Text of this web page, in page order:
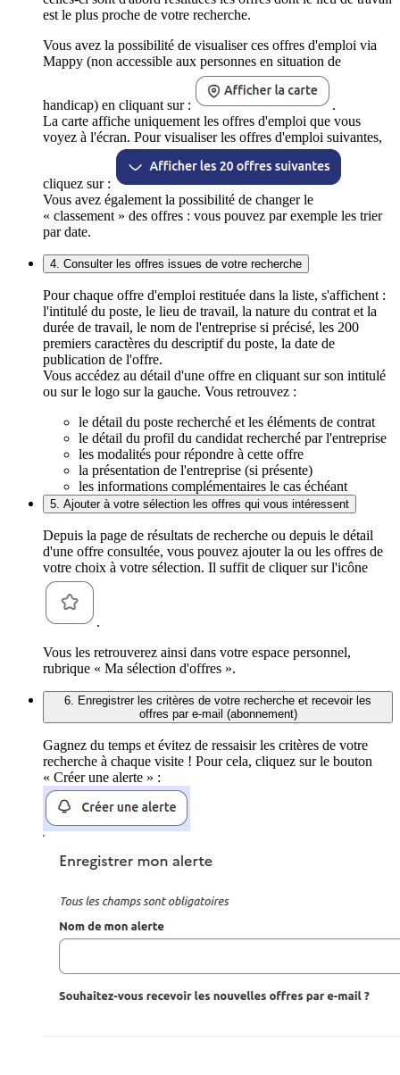
est le plus proche de votre recherche.
Vous avez la possibilité de visualiser ces offres d'emploi via
Mappy (non accessible aux personnes en situation de
handicap) en cliquant sur :
.
La carte affiche uniquement les offres d'emploi que vous
voyez à l'écran. Pour visualiser les offres d'emploi suivantes,
cliquez sur :
Vous avez également la possibilité de changer le
« classement » des offres : vous pouvez par exemple les trier
par date.
4. Consulter les offres issues de votre recherche
Pour chaque offre d'emploi restituée dans la liste, s'affichent :
l'intitulé du poste, le lieu de travail, la nature du contrat et la
durée de travail, le nom de l'entreprise si précisé, les 200
premiers caractères du descriptif du poste, la date de
publication de l'offre.
Vous accédez au détail d'une offre en cliquant sur son intitulé
ou sur le logo sur la gauche. Vous retrouvez :
le détail du poste recherché et les éléments de contrat
le détail du profil du candidat recherché par l'entreprise
les modalités pour répondre à cette offre
la présentation de l'entreprise (si présente)
les informations complémentaires le cas échéant
5. Ajouter à votre sélection les offres qui vous intéressent
Depuis la page de résultats de recherche ou depuis le détail
d'une offre consultée, vous pouvez ajouter la ou les offres de
votre choix à votre sélection. Il suffit de cliquer sur l'icône
.
Vous les retrouverez ainsi dans votre espace personnel,
rubrique « Ma sélection d'offres ».
6. Enregistrer les critères de votre recherche et recevoir les
offres par e-mail (abonnement)
Gagnez du temps et évitez de ressaisir les critères de votre
recherche à chaque visite ! Pour cela, cliquez sur le bouton
« Créer une alerte » :